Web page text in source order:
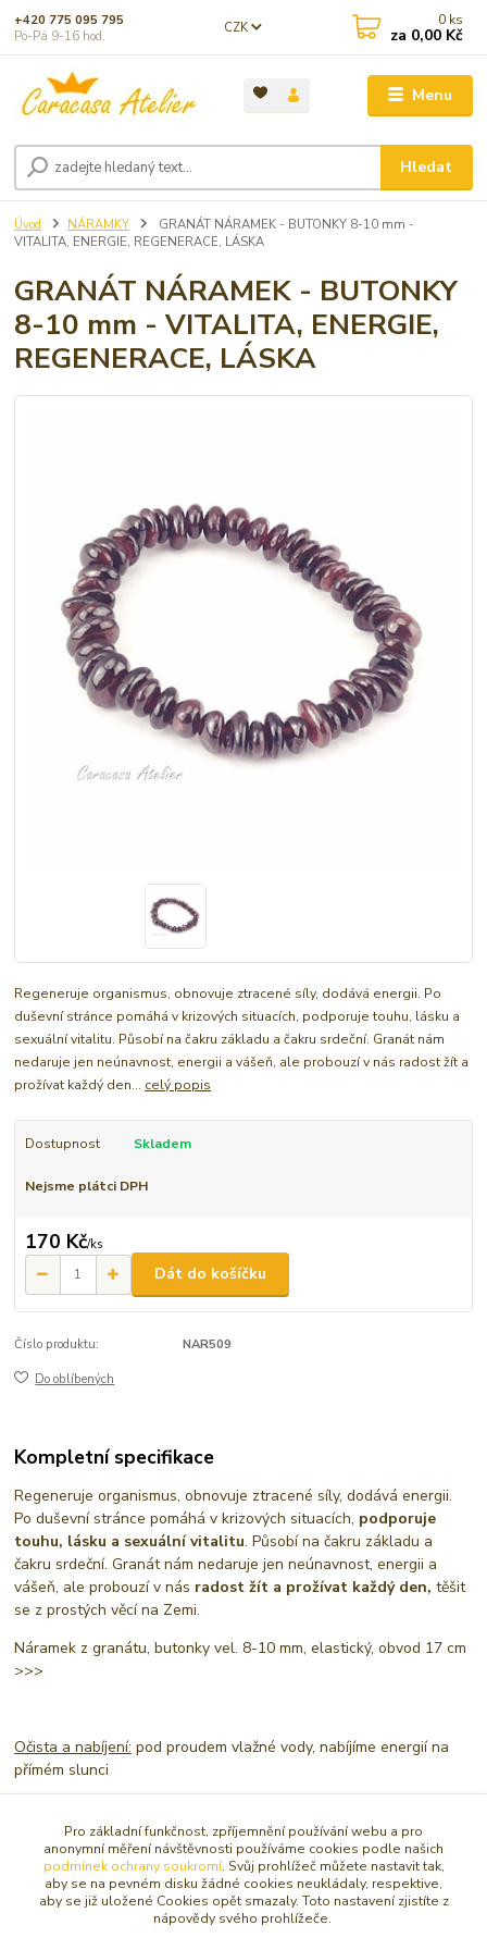
Menu
CZK
Hledat
+420 775 095 795
Po-Pá 9-16 hod.
0 ks
za 0,00 Kč
Úvod NÁRAMKY
GRANÁT NÁRAMEK - BUTONKY 8-10 mm -
VITALITA, ENERGIE, REGENERACE, LÁSKA
GRANÁT NÁRAMEK - BUTONKY
8-10 mm - VITALITA, ENERGIE,
REGENERACE, LÁSKA
Regeneruje organismus, obnovuje ztracené síly, dodává energii. Po
duševní stránce pomáhá v krizových situacích, podporuje touhu, lásku a
sexuální vitalitu. Působí na čakru základu a čakru srdeční. Granát nám
nedaruje jen neúnavnost, energii a vášeň, ale probouzí v nás radost žít a
prožívat každý den... celý popis
Dostupnost Skladem
Nejsme plátci DPH
170 Kč/ks
Dát do košíčku
Číslo produktu: NAR509
Do oblíbených
Kompletní specifikace
Regeneruje organismus, obnovuje ztracené síly, dodává energii.
Po duševní stránce pomáhá v krizových situacích, podporuje
touhu, lásku a sexuální vitalitu. Působí na čakru základu a
čakru srdeční. Granát nám nedaruje jen neúnavnost, energii a
vášeň, ale probouzí v nás radost žít a prožívat každý den, těšit
se z prostých věcí na Zemi.
Náramek z granátu, butonky vel. 8-10 mm, elastický, obvod 17 cm
>>>
Očista a nabíjení: pod proudem vlažné vody, nabíjíme energií na
přímém slunci
Zboží zařazeno v kategoriích
NÁRAMKY
Sekané / nepravidelné tvary
Pro základní funkčnost, zpříjemnění používání webu a pro
anonymní měření návštěvnosti používáme cookies podle našich
podmínek ochrany soukromí. Svůj prohlížeč můžete nastavit tak,
aby se na pevném disku žádné cookies neukládaly, respektive,
aby se již uložené Cookies opět smazaly. Toto nastavení zjistíte z
nápovědy svého prohlížeče.